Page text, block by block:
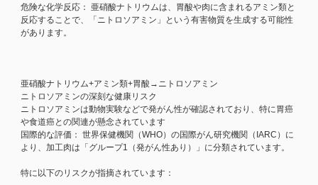
危険な化学反応： 亜硝酸ナトリウムは、胃酸や肉に含まれるアミン類と
反応することで、「ニトロソアミン」という有害物質を生成する可能性
があります。
亜硝酸ナトリウム+アミン類+胃酸→ニトロソアミン
ニトロソアミンの深刻な健康リスク
ニトロソアミンは動物実験などで発がん性が確認されており、特に胃癌
や食道癌との関連が懸念されています
国際的な評価： 世界保健機関（WHO）の国際がん研究機関（IARC）に
より、加工肉は「グループ1（発がん性あり）」に分類されています。
特に以下のリスクが指摘されています：